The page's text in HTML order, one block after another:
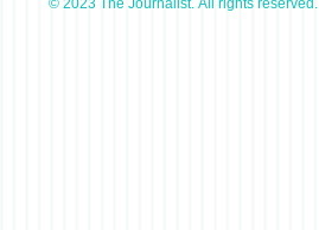
© 2023 The Journalist. All rights reserved.